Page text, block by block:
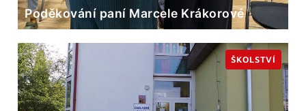
Poděkování paní Marcele Krákorové
ŠKOLSTVÍ